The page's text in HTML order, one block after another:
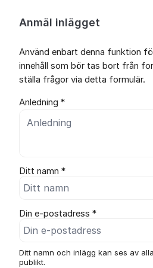
Anmäl inlägget
Använd enbart denna funktion
innehåll som bör tas bort från
ställa frågor via detta formulär.
Anledning *
Ditt namn *
Din e-postadress *
Ditt namn och inlägg kan ses av
publikt.